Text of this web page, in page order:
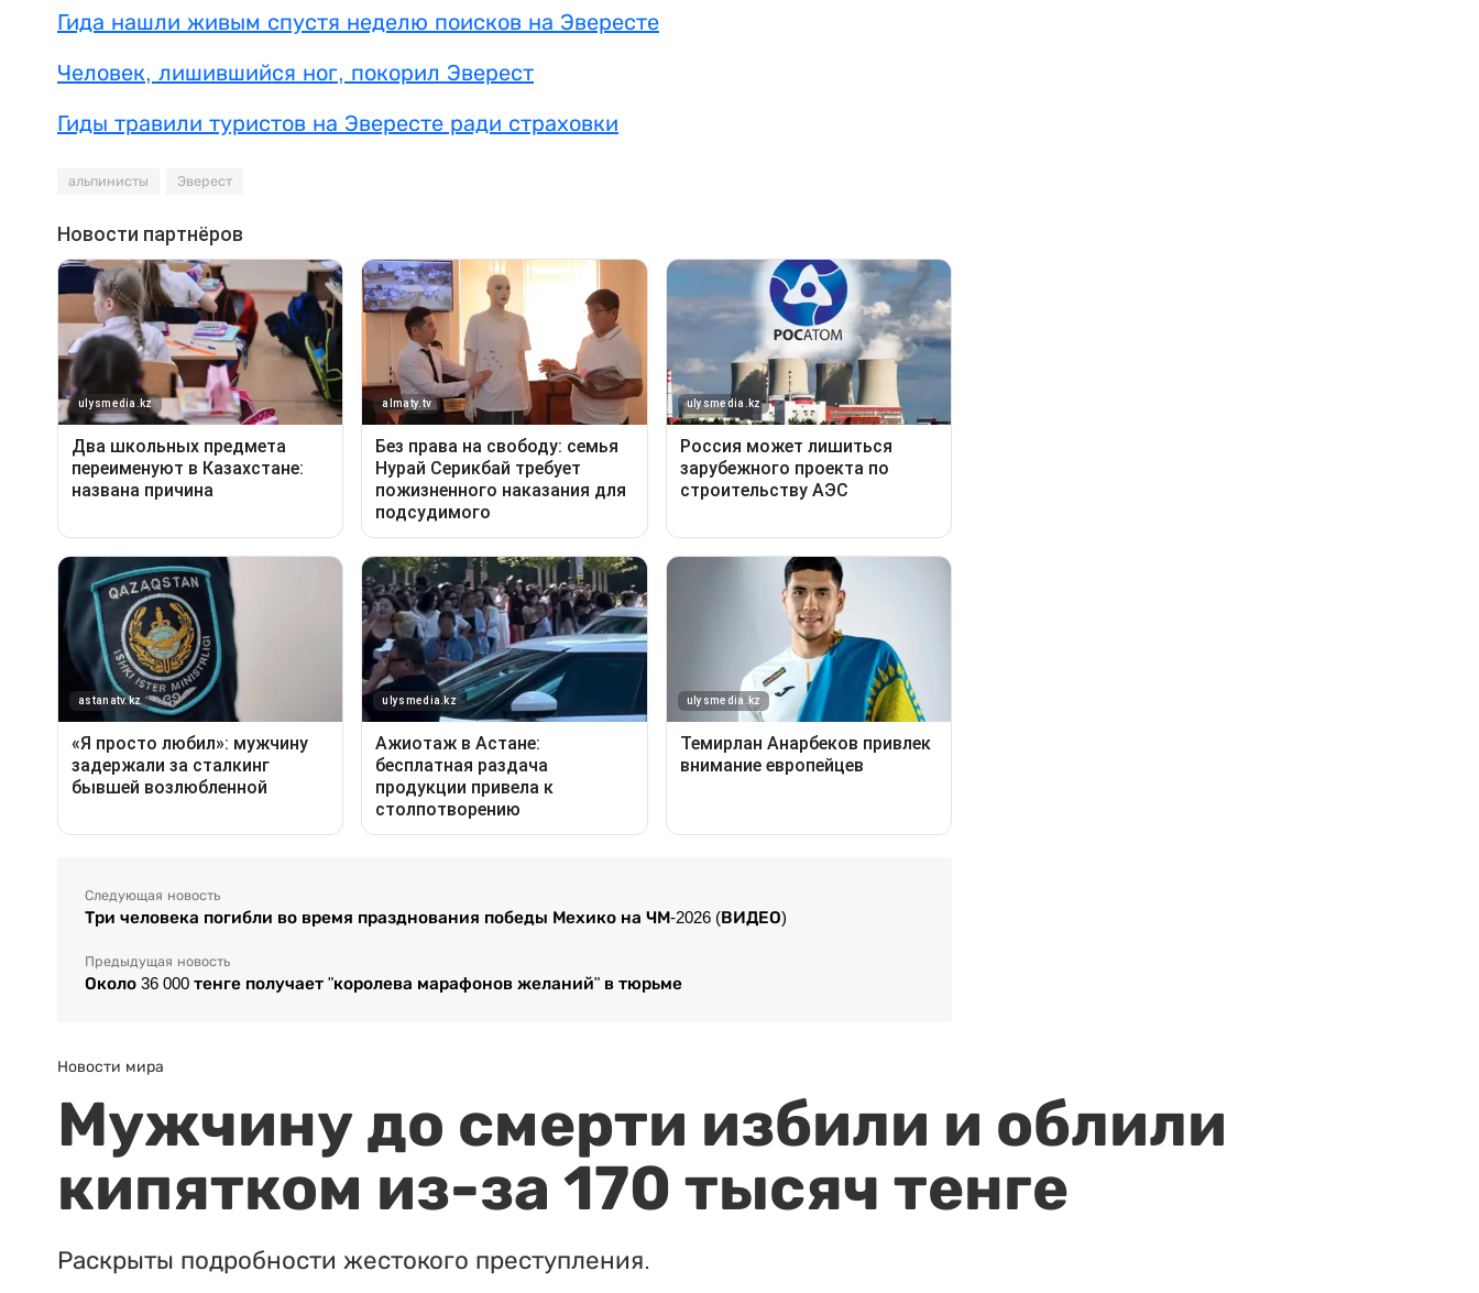
Гида нашли живым спустя неделю поисков на Эвересте
Человек, лишившийся ног, покорил Эверест
Гиды травили туристов на Эвересте ради страховки
альпинисты Эверест
Следующая новость
Три человека погибли во время празднования победы Мехико на ЧМ-2026 (ВИДЕО)
Предыдущая новость
Около 36 000 тенге получает "королева марафонов желаний" в тюрьме
Новости мира
Мужчину до смерти избили и облили
кипятком из-за 170 тысяч тенге
Раскрыты подробности жестокого преступления.